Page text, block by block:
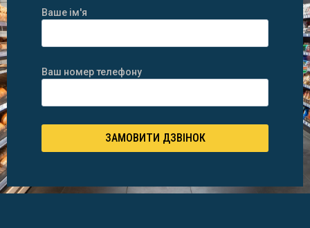
Ваше ім'я
Ваш номер телефону
ЗАМОВИТИ ДЗВІНОК